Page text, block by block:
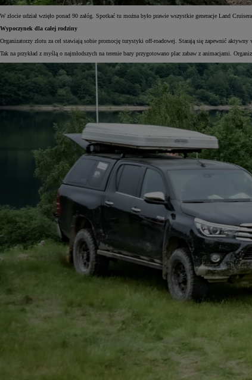
117 670 złnetto
PROACE CITY
RÓWNIEŻ ELECTRIC
W zlocie udział wzięło ponad 90 załóg. Spotkać tu można było prawie wszystkie generacje Land
Wypoczynek dla całej rodziny
Organizatorzy zlotu za cel stawiają sobie promocję turystyki off-roadowej. Starają się zapewnić aktywny
Tak na przykład z myślą o najmłodszych na terenie bazy przygotowano plac zabaw z animacjami.